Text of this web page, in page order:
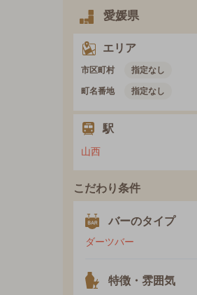
愛媛県
エリア
市区町村 指定なし
町名番地 指定なし
駅
山西
こだわり条件
バーのタイプ
ダーツバー
特徴・雰囲気